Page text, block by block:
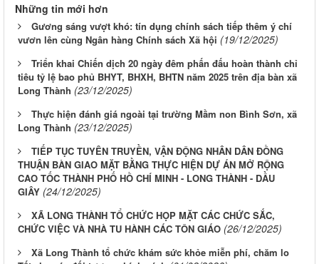
Những tin mới hơn
Gương sáng vượt khó: tín dụng chính sách tiếp thêm ý chí
vươn lên cùng Ngân hàng Chính sách Xã hội (19/12/2025)
Triển khai Chiến dịch 20 ngày đêm phấn đấu hoàn thành chỉ
tiêu tỷ lệ bao phủ BHYT, BHXH, BHTN năm 2025 trên địa bàn xã
Long Thành (23/12/2025)
Thực hiện đánh giá ngoài tại trường Mầm non Bình Sơn, xã
Long Thành (23/12/2025)
TIẾP TỤC TUYÊN TRUYỀN, VẬN ĐỘNG NHÂN DÂN ĐỒNG
THUẬN BÀN GIAO MẶT BẰNG THỰC HIỆN DỰ ÁN MỞ RỘNG
CAO TỐC THÀNH PHỐ HỒ CHÍ MINH - LONG THÀNH - DẦU
GIÂY (24/12/2025)
XÃ LONG THÀNH TỔ CHỨC HỌP MẶT CÁC CHỨC SẮC,
CHỨC VIỆC VÀ NHÀ TU HÀNH CÁC TÔN GIÁO (26/12/2025)
Xã Long Thành tổ chức khám sức khỏe miễn phí, chăm lo